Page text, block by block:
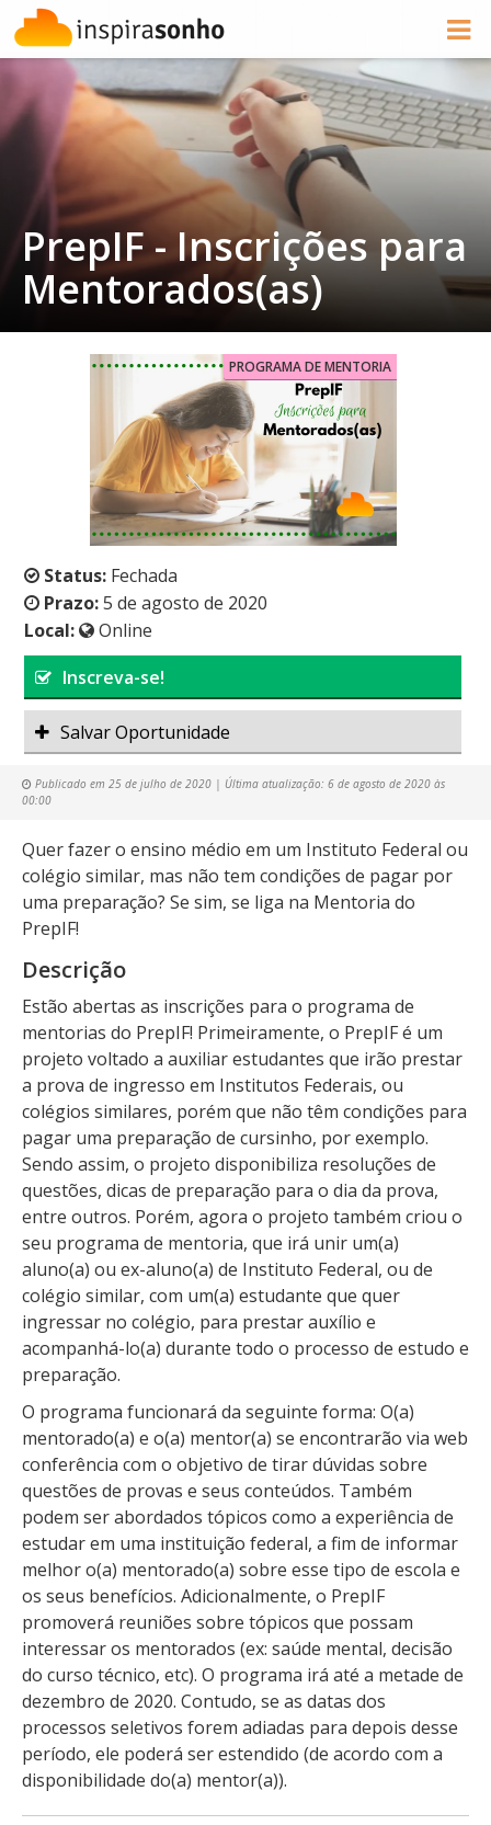
PrepIF - Inscrições para
Mentorados(as)
PROGRAMA DE MENTORIA
Status: Fechada
Prazo:5 de agosto de 2020
Local:
Online
Inscreva-se!
Salvar Oportunidade
Publicado em 25 de julho de 2020 | Última atualização: 6 de agosto de 2020 às
00:00
Quer fazer o ensino médio em um Instituto Federal ou
colégio similar, mas não tem condições de pagar por
uma preparação? Se sim, se liga na Mentoria do
PrepIF!
Descrição
Estão abertas as inscrições para o programa de
mentorias do PrepIF! Primeiramente, o PrepIF é um
projeto voltado a auxiliar estudantes que irão prestar
a prova de ingresso em Institutos Federais, ou
colégios similares, porém que não têm condições para
pagar uma preparação de cursinho, por exemplo.
Sendo assim, o projeto disponibiliza resoluções de
questões, dicas de preparação para o dia da prova,
entre outros. Porém, agora o projeto também criou o
seu programa de mentoria, que irá unir um(a)
aluno(a) ou ex-aluno(a) de Instituto Federal, ou de
colégio similar, com um(a) estudante que quer
ingressar no colégio, para prestar auxílio e
acompanhá-lo(a) durante todo o processo de estudo e
preparação.
O programa funcionará da seguinte forma: O(a)
mentorado(a) e o(a) mentor(a) se encontrarão via web
conferência com o objetivo de tirar dúvidas sobre
questões de provas e seus conteúdos. Também
podem ser abordados tópicos como a experiência de
estudar em uma instituição federal, a fim de informar
melhor o(a) mentorado(a) sobre esse tipo de escola e
os seus benefícios. Adicionalmente, o PrepIF
promoverá reuniões sobre tópicos que possam
interessar os mentorados (ex: saúde mental, decisão
do curso técnico, etc). O programa irá até a metade de
dezembro de 2020. Contudo, se as datas dos
processos seletivos forem adiadas para depois desse
período, ele poderá ser estendido (de acordo com a
disponibilidade do(a) mentor(a)).